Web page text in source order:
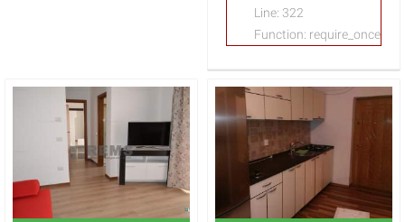
Line: 322
Function: require_once